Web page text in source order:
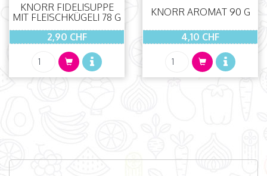
KNORR FIDELISUPPE
MIT FLEISCHKÜGELI 78 G
2,90 CHF
KNORR AROMAT 90 G
4,10 CHF